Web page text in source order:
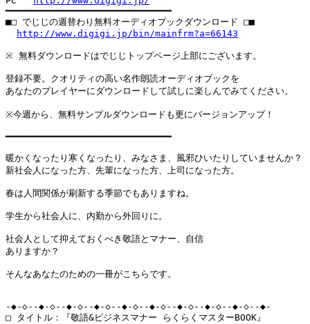
━━━━━━━━━━━━━━━━━━━━━━━━━━━━━━
■□ でじじの週替わり無料オーディオブックダウンロード □■
http://www.digigi.jp/bin/mainfrm?a=66143
※ 無料ダウンロードはでじじトップページ上部にございます。
登録不要。クオリティの高い名作朗読オーディオブックを
あなたのプレイヤーにダウンロードして試しに楽しんでみてください。
※今週から、無料サンプルダウンロードも更にバージョンアップ！
━━━━━━━━━━━━━━━━━━━━━━━━━━━━━━
暖かくなったり寒くなったり、みなさま、風邪ひいたりしていませんか？
新社会人になった方、先輩になった方、上司になった方。
春は人間関係が刷新する季節でもありますね。
学生から社会人に、内勤から外回りに。
社会人として抑えておくべき敬語とマナー、自信
ありますか？
そんなあなたのための一冊がこちらです。
-◆-◇--◆-◇--◆-◇--◆-◇--◆-◇--◆-◇--◆-◇--◆-◇--◆-◇--◆-
□ タイトル：『敬語&ビジネスマナー らくらくマスターBOOK』